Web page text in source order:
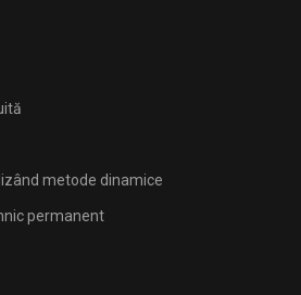
metode dinamice
permanent